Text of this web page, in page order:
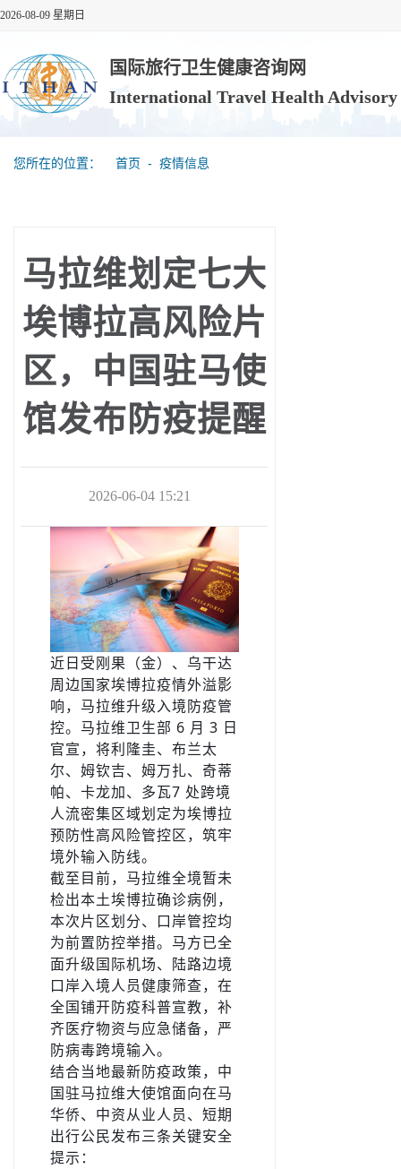
2026-08-09 星期日
国际旅行卫生健康咨询网
International Travel Health
您所在的位置： 首页 ‐ 疫情信息
马拉维划定七大
埃博拉高风险片
区，中国驻马使
馆发布防疫提醒
2026-06-04 15:21
近日受刚果（金）、乌干达
周边国家埃博拉疫情外溢影
响，马拉维升级入境防疫管
控。马拉维卫生部 6 月 3 日
官宣，将利隆圭、布兰太
尔、姆钦吉、姆万扎、奇蒂
帕、卡龙加、多瓦7 处跨境
人流密集区域划定为埃博拉
预防性高风险管控区，筑牢
境外输入防线。
截至目前，马拉维全境暂未
检出本土埃博拉确诊病例，
本次片区划分、口岸管控均
为前置防控举措。马方已全
面升级国际机场、陆路边境
口岸入境人员健康筛查，在
全国铺开防疫科普宣教，补
齐医疗物资与应急储备，严
防病毒跨境输入。
结合当地最新防疫政策，中
国驻马拉维大使馆面向在马
华侨、中资从业人员、短期
出行公民发布三条关键安全
提示：